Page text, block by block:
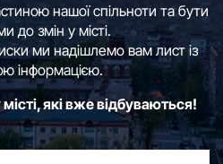
нашої спільноти та бути
до змін у місті.
ми надішлемо вам лист із
інформацією.
які вже відбуваються!